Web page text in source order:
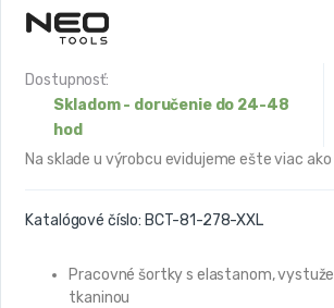
Dostupnosť:
Skladom - doručenie do 24-48
hod
Na sklade u výrobcu evidujeme ešte viac ako
Katalógové číslo: BCT-81-278-XXL
Pracovné šortky s elastanom,
tkaninou